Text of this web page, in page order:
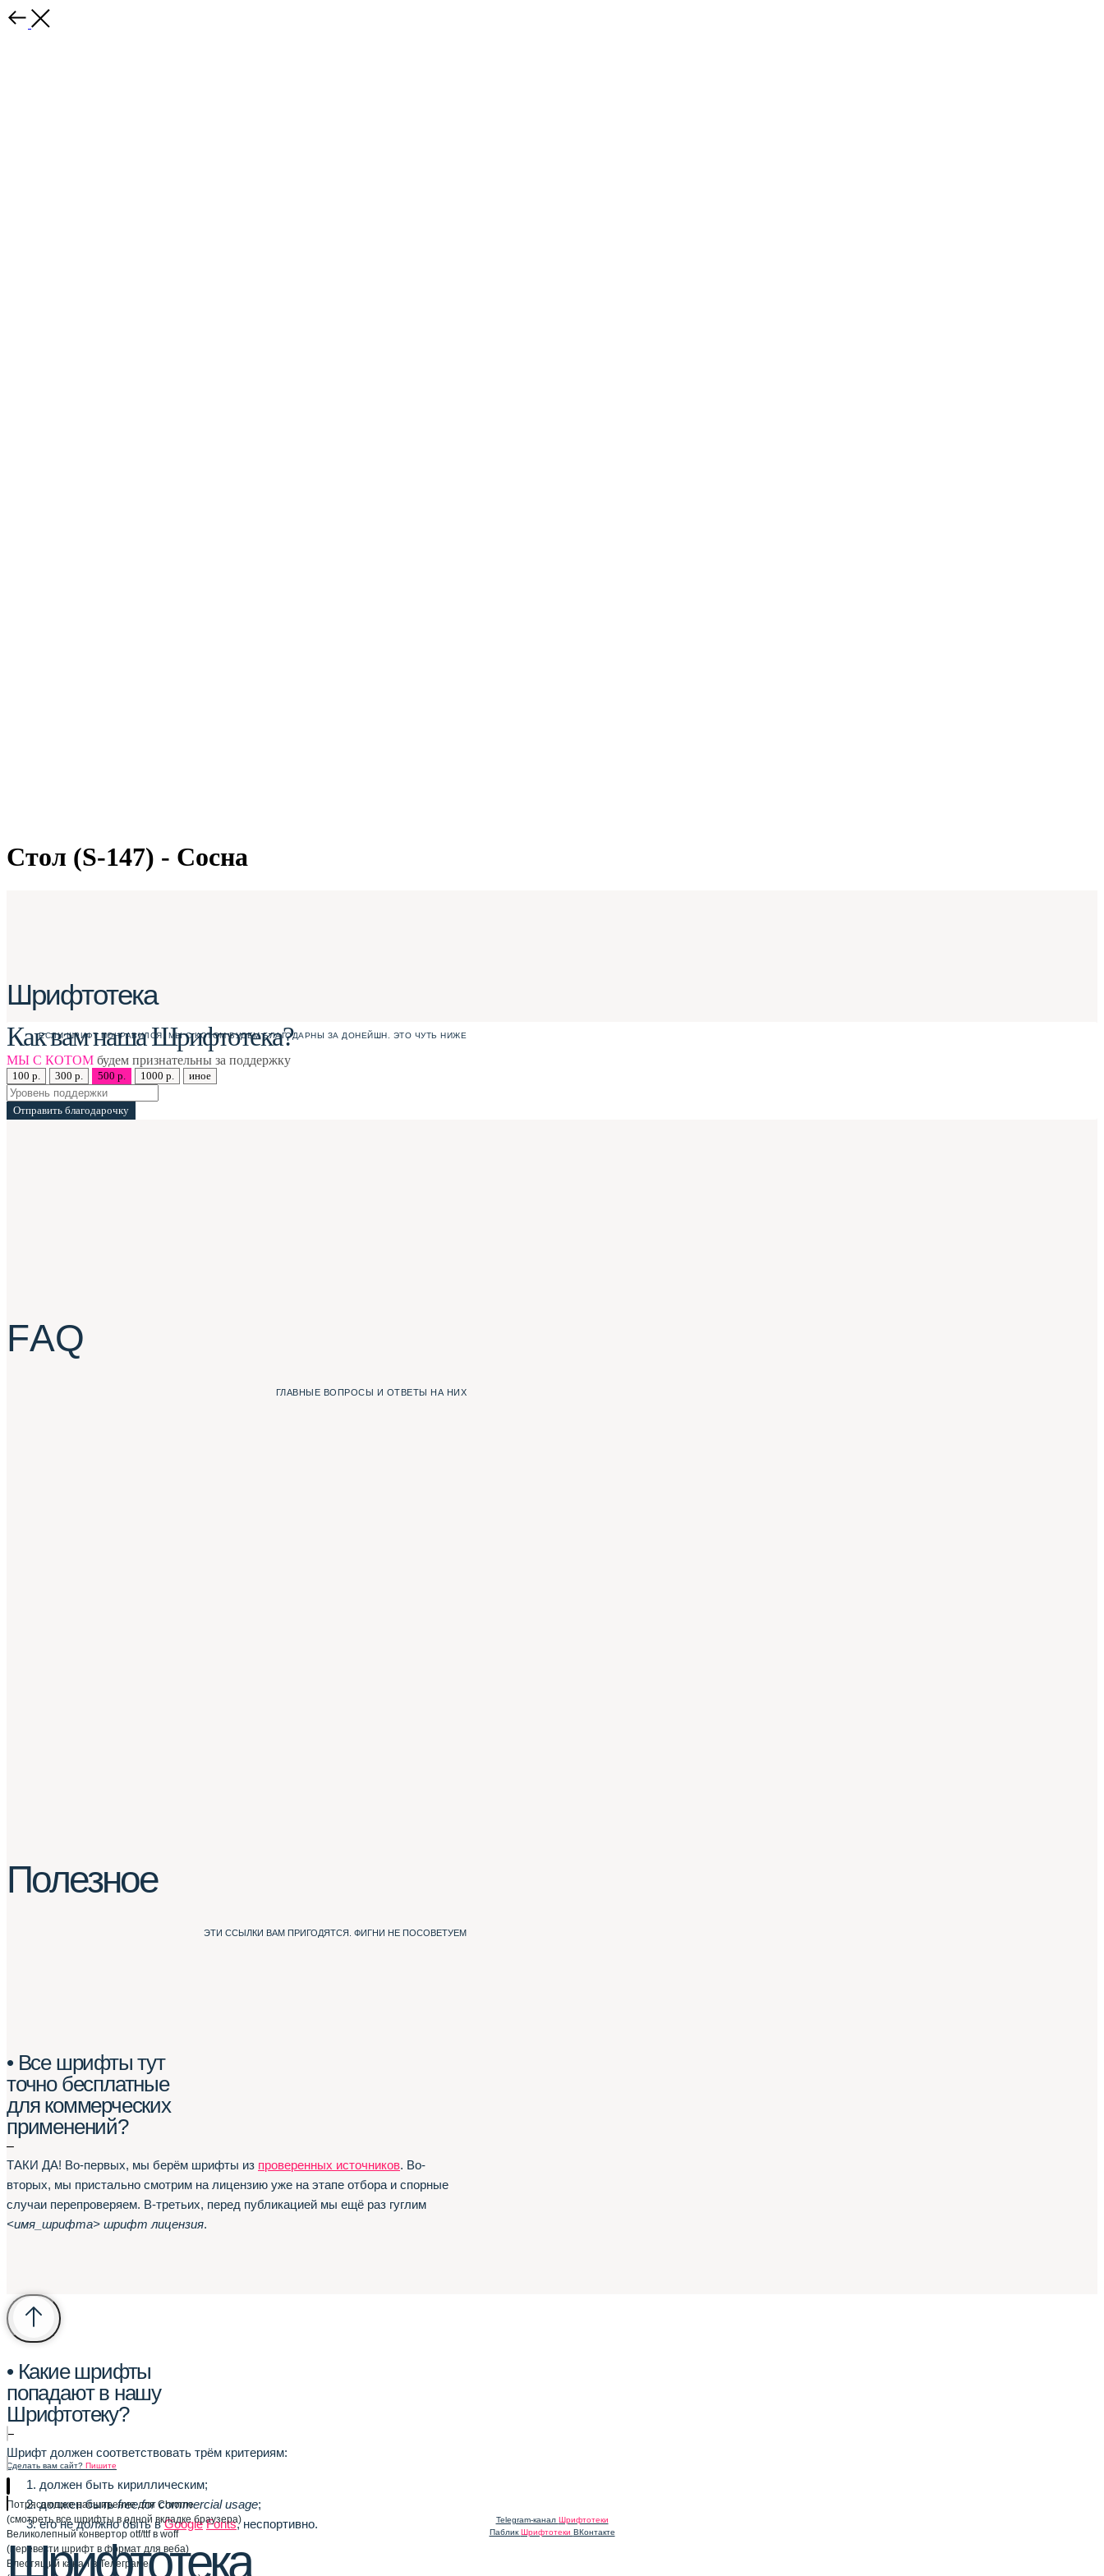
Стол (S-147) - Сосна
Шрифтотека
ЕСЛИ ШРИФТ ПОНРАВИЛСЯ, МЫ С КОТОМ БУДЕМ БЛАГОДАРНЫ ЗА ДОНЕЙШН. ЭТО ЧУТЬ НИЖЕ
Как вам наша Шрифтотека?
МЫ С КОТОМ будем признательны за поддержку
100 р. 300 р. 500 р. 1000 р. иное
Отправить благодарочку
F A Q
ГЛАВНЫЕ ВОПРОСЫ И ОТВЕТЫ НА НИХ
• Все шрифты тут
точно бесплатные
для коммерческих
применений?
–
ТАКИ ДА! Во-первых, мы берём шрифты из проверенных источников. Во-
вторых, мы пристально смотрим на лицензию уже на этапе отбора и спорные
случаи перепроверяем. В-третьих, перед публикацией мы ещё раз гуглим
<имя_шрифта> шрифт лицензия.
• Какие шрифты
попадают в нашу
Шрифтотеку?
–
Шрифт должен соответствовать трём критериям:
должен быть кириллическим;
должен бытьfree for commercial usage;
его не должно быть вGoogle Fonts, неспортивно.
Полезное
ЭТИ ССЫЛКИ ВАМ ПРИГОДЯТСЯ. ФИГНИ НЕ ПОСОВЕТУЕМ
Потрясающее расширение для Chrome
(смотреть все шрифты в одной вкладке браузера)
Великолепный конвертор otf/ttf в woff
(перевести шрифт в формат для веба)
Блестящий канал в Телеграме
Сделать вам сайт? Пишите
Telegram-канал Шрифтотеки
Паблик Шрифтотеки ВКонтакте
Шрифтотека